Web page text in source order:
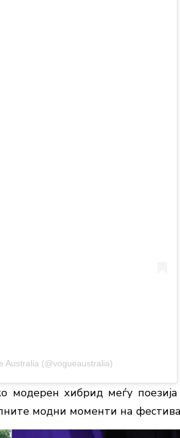
Australia (@vogueaustralia)
модерен хибрид меѓу поезија
модни моменти на